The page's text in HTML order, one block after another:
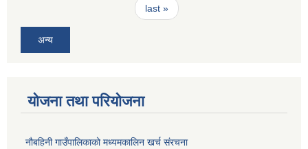
last »
अन्य
योजना तथा परियोजना
नौबहिनी गाउँपालिकाको मध्यमकालिन खर्च संरचना